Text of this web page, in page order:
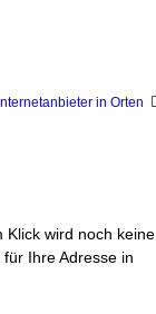
Internetanbieter in Orten
Klick wird noch keine
Ihre Adresse in